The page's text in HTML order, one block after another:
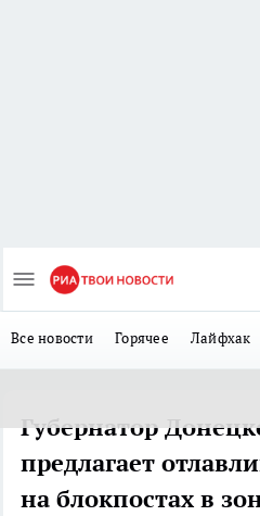
Все новости Горячее Лайфхак
Губернатор
предлагает
на блокпостах в